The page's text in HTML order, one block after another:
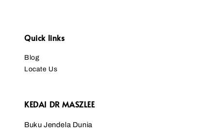
Quick links
Blog
Locate Us
KEDAI DR MASZLEE
Buku Jendela Dunia